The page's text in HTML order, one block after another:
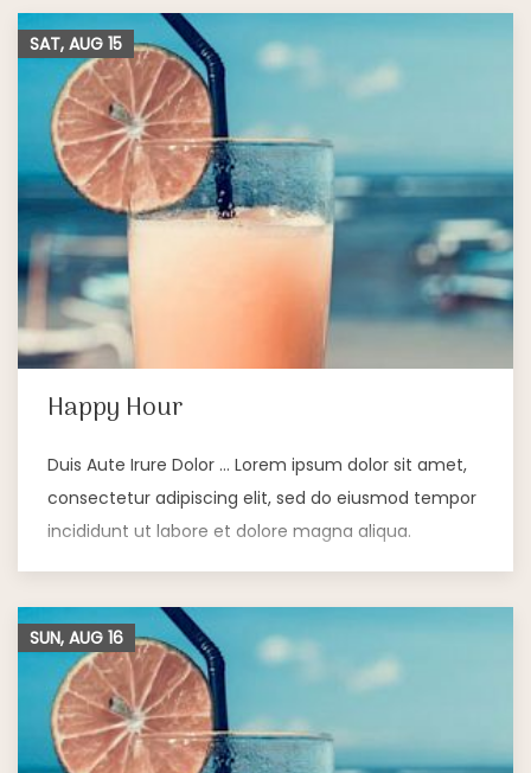
Happy Hour
Duis Aute Irure Dolor … Lorem ipsum dolor sit amet,
consectetur adipiscing elit, sed do eiusmod tempor
incididunt ut labore et dolore magna aliqua.
SAT, AUG 15
SUN, AUG 16